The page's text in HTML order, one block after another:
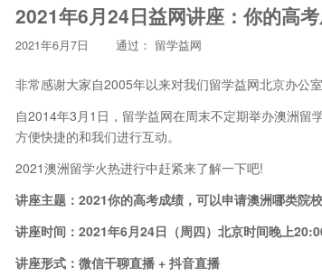
2021年6月24日益网讲座：你的高
2021年6月7日 通过： 留学益网
非常感谢大家自2005年以来对我们留学益网北京办公
自2014年3月1日，留学益网在周末不定期举办澳洲
方便快捷的和我们进行互动。
2021澳洲留学火热进行中赶紧来了解一下吧!
讲座主题：2021你的高考成绩，可以申请澳洲哪类院
讲座时间：2021年6月24日（周四）北京时间晚上
讲座形式：微信干聊直播 + 抖音直播